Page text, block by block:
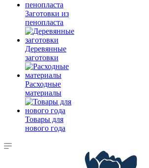
Заготовки из
пенопласта
Деревянные
заготовки
Расходные
материалы
Товары для
нового года